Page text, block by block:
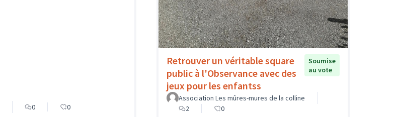
0 0
Retrouver un véritable square
public à l'Observance avec des
jeux pour les enfantss
Soumise
au vote
Association Les mûres-mures de la colline
2
0